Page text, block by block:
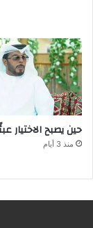
حين يصبح الاختيار
منذ 3 أيام